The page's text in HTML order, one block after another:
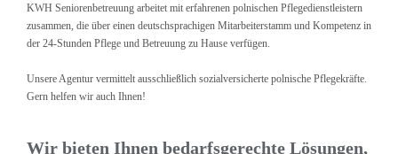
KWH Seniorenbetreuung arbeitet mit erfahrenen polnischen Pflegedienstleistern
zusammen, die über einen deutschsprachigen Mitarbeiterstamm und Kompetenz in
der 24-Stunden Pflege und Betreuung zu Hause verfügen.
Unsere Agentur vermittelt ausschließlich sozialversicherte polnische Pflegekräfte.
Gern helfen wir auch Ihnen!
Wir bieten Ihnen bedarfsgerechte Lösungen,